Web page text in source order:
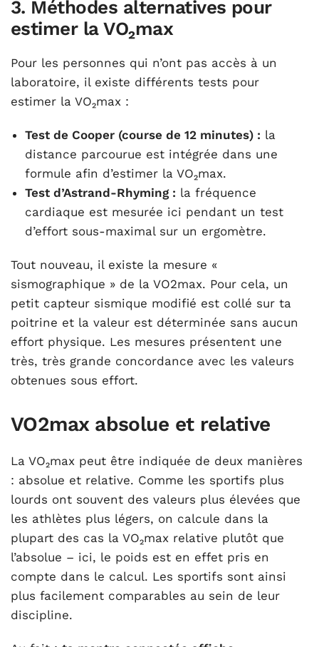
3. Méthodes alternatives pour
estimer la VO₂max
Pour les personnes qui n’ont pas accès à un
laboratoire, il existe différents tests pour
estimer la VO₂max :
Test de Cooper (course de 12 minutes) : la
distance parcourue est intégrée dans une
formule afin d’estimer la VO₂max.
Test d’Astrand-Rhyming : la fréquence
cardiaque est mesurée ici pendant un test
d’effort sous-maximal sur un ergomètre.
Tout nouveau, il existe la mesure «
sismographique » de la VO2max. Pour cela, un
petit capteur sismique modifié est collé sur ta
poitrine et la valeur est déterminée sans aucun
effort physique. Les mesures présentent une
très, très grande concordance avec les valeurs
obtenues sous effort.
VO2max absolue et relative
La VO₂max peut être indiquée de deux manières
: absolue et relative. Comme les sportifs plus
lourds ont souvent des valeurs plus élevées que
les athlètes plus légers, on calcule dans la
plupart des cas la VO₂max relative plutôt que
l’absolue – ici, le poids est en effet pris en
compte dans le calcul. Les sportifs sont ainsi
plus facilement comparables au sein de leur
discipline.